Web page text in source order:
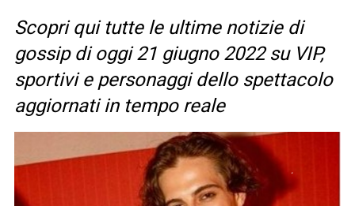
Scopri qui tutte le ultime notizie di
gossip di oggi 21 giugno 2022 su VIP,
sportivi e personaggi dello spettacolo
aggiornati in tempo reale